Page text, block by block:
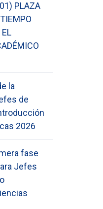
PLAZA
la
de
2026
fase
Jefes